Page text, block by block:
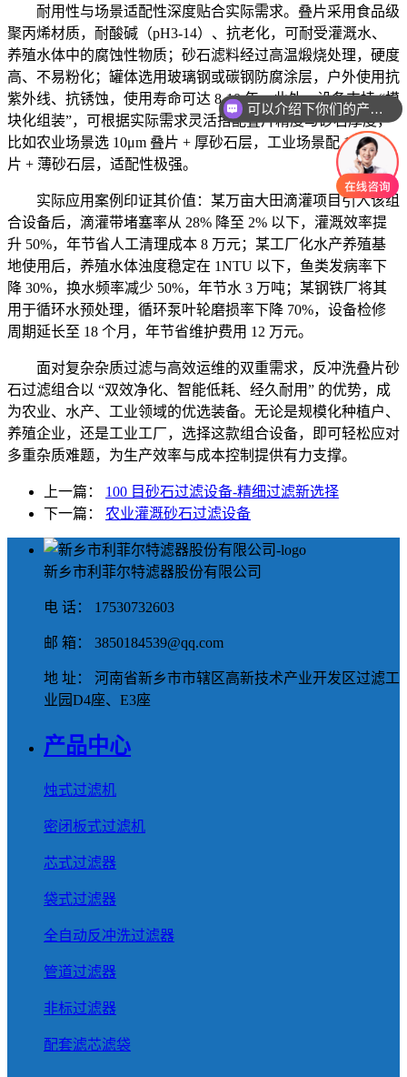
耐用性与场景适配性深度贴合实际需求。叠片采用食品级
聚丙烯材质，耐酸碱（pH3-14）、抗老化，可耐受灌溉水、
养殖水体中的腐蚀性物质；砂石滤料经过高温煅烧处理，硬度
高、不易粉化；罐体选用玻璃钢或碳钢防腐涂层，户外使用抗
紫外线、抗锈蚀，使用寿命可达 8-10 年。此外，设备支持 “模
块化组装”，可根据实际需求灵活搭配叠片精度与砂石厚度，
比如农业场景选 10μm 叠片 + 厚砂石层，工业场景配 1μm 叠
片 + 薄砂石层，适配性极强。
实际应用案例印证其价值：某万亩大田滴灌项目引入该组
合设备后，滴灌带堵塞率从 28% 降至 2% 以下，灌溉效率提
升 50%，年节省人工清理成本 8 万元；某工厂化水产养殖基
地使用后，养殖水体浊度稳定在 1NTU 以下，鱼类发病率下
降 30%，换水频率减少 50%，年节水 3 万吨；某钢铁厂将其
用于循环水预处理，循环泵叶轮磨损率下降 70%，设备检修
周期延长至 18 个月，年节省维护费用 12 万元。
面对复杂杂质过滤与高效运维的双重需求，反冲洗叠片砂
石过滤组合以 “双效净化、智能低耗、经久耐用” 的优势，成
为农业、水产、工业领域的优选装备。无论是规模化种植户、
养殖企业，还是工业工厂，选择这款组合设备，即可轻松应对
多重杂质难题，为生产效率与成本控制提供有力支撑。
上一篇： 100 目砂石过滤设备-精细过滤新选择
下一篇： 农业灌溉砂石过滤设备
新乡市利菲尔特滤器股份有限公司
电 话： 17530732603
邮 箱： 3850184539@qq.com
地 址： 河南省新乡市市辖区高新技术产业开发区过滤工
业园D4座、E3座
产品中心
烛式过滤机
密闭板式过滤机
芯式过滤器
袋式过滤器
全自动反冲洗过滤器
管道过滤器
非标过滤器
配套滤芯滤袋
可以介绍下你们的产品么
你们是怎么收费的呢